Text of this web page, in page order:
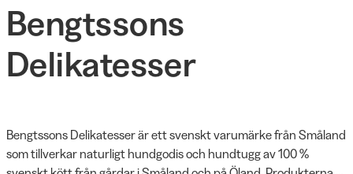
Bengtssons
Delikatesser
Bengtssons Delikatesser är ett svenskt varumärke från Småland
som tillverkar naturligt hundgodis och hundtugg av 100 %